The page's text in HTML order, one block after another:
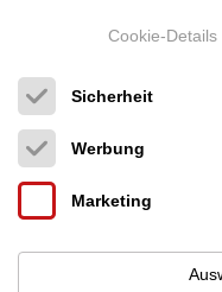
Vorheriger Beitrag
Cookie-Details
Sicherheit
Werbung
Marketing